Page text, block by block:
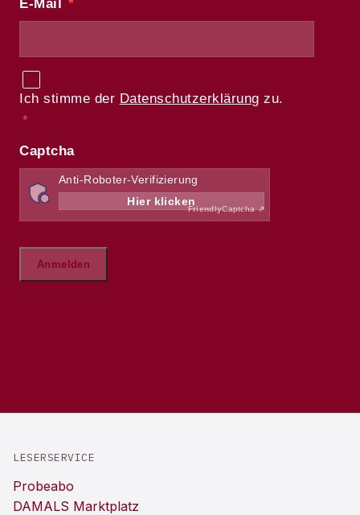
LESERSERVICE
Probeabo
DAMALS Marktplatz